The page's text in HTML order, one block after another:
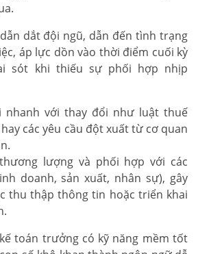
dắt đội ngũ, dẫn đến tình trạng
áp lực dồn vào thời điểm cuối kỳ
sót khi thiếu sự phối hợp nhịp
nhanh với thay đổi như luật thuế
các yêu cầu đột xuất từ cơ quan
lượng và phối hợp với các
doanh, sản xuất, nhân sự), gây
thu thập thông tin hoặc triển khai
toán trưởng có kỹ năng mềm tốt